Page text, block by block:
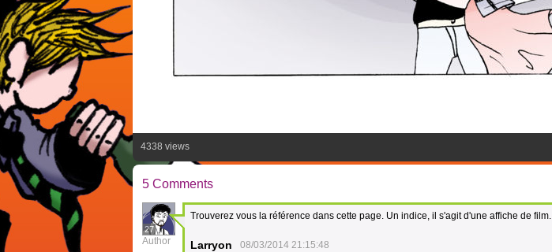
4338 views
5 Comments
27
Author
Trouverez vous la référence dans cette page. Un indice, il s'agit d'une affiche de film.
Larryon 08/03/2014 21:15:48